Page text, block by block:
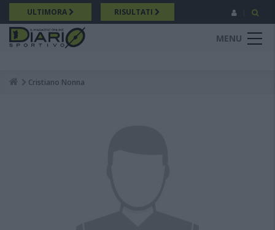
Salta
al
contenuto
principale
ULTIMORA RISULTATI
MENU
Breadcrumb
Cristiano Nonna